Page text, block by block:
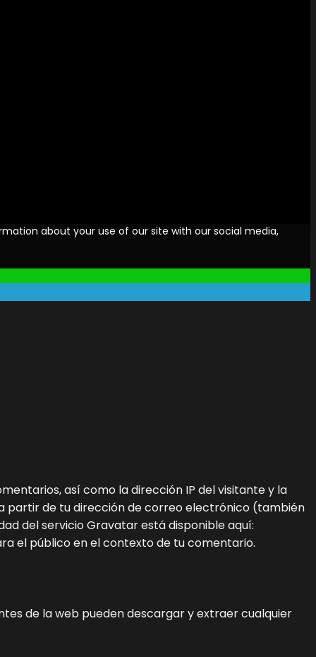
about your use of our site with our social media,
así como la dirección IP del visitante y la
partir de tu dirección de correo electrónico (también
del servicio Gravatar está disponible aquí:
el público en el contexto de tu comentario.
de la web pueden descargar y extraer cualquier